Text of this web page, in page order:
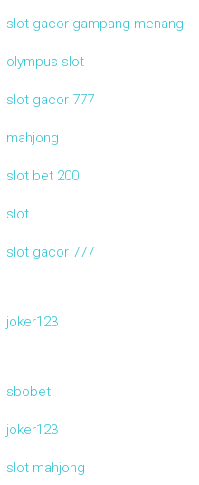
slot gacor gampang menang
olympus slot
slot gacor 777
mahjong
slot bet 200
slot
slot gacor 777
joker123
sbobet
joker123
slot mahjong